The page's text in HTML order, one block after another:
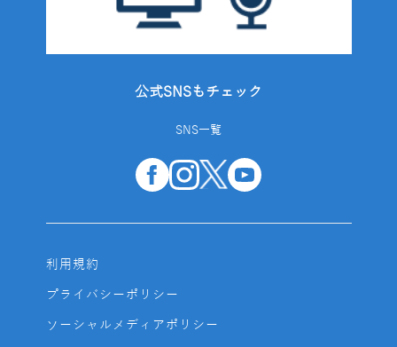
公式SNSもチェック
SNS一覧
利用規約
プライバシーポリシー
ソーシャルメディアポリシー